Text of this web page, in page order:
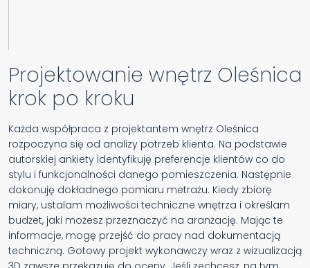
Projektowanie wnętrz Oleśnica
krok po kroku
Każda współpraca z projektantem wnętrz Oleśnica
rozpoczyna się od analizy potrzeb klienta. Na podstawie
autorskiej ankiety identyfikuję preferencje klientów co do
stylu i funkcjonalności danego pomieszczenia. Następnie
dokonuję dokładnego pomiaru metrażu. Kiedy zbiorę
miary, ustalam możliwości techniczne wnętrza i określam
budżet, jaki możesz przeznaczyć na aranżację. Mając te
informacje, mogę przejść do pracy nad dokumentacją
techniczną. Gotowy projekt wykonawczy wraz z wizualizacją